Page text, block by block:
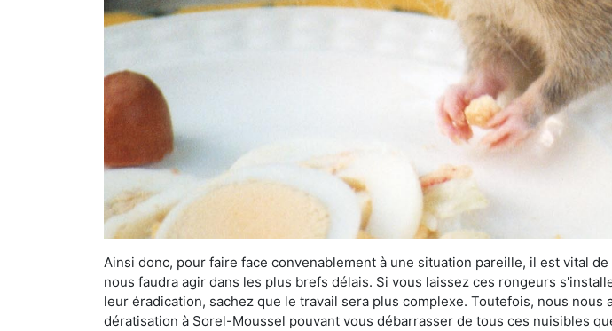
Ainsi donc, pour faire face convenablement à une situation pareille, il est vital
nous faudra agir dans les plus brefs délais. Si vous laissez ces rongeurs
leur éradication, sachez que le travail sera plus complexe. Toutefois, nous
dératisation à Sorel-Moussel pouvant vous débarrasser de tous ces nuisibles